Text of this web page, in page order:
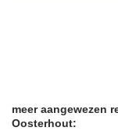
meer aangewezen
Oosterhout: